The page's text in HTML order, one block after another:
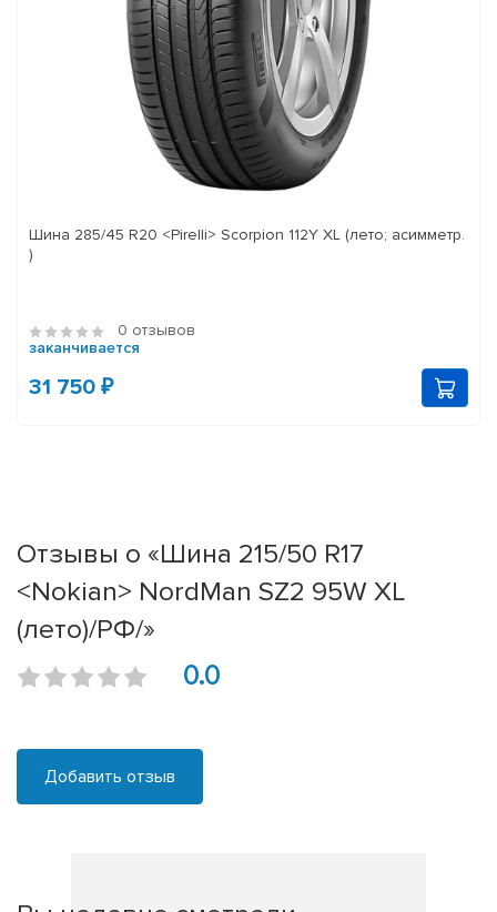
Шина 285/45 R20 <Pirelli> Scorpion 112Y XL (лето; асимметр.
)
0 отзывов
заканчивается
31 750 ₽
Отзывы о «Шина 215/50 R17
<Nokian> NordMan SZ2 95W XL
(лето)/РФ/»
0.0
Добавить отзыв